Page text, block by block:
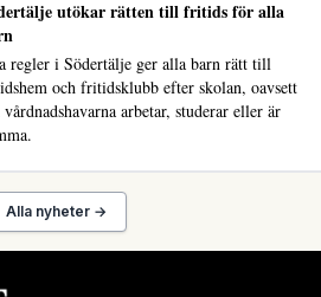
utökar rätten till fritids för alla
regler i Södertälje ger alla barn rätt till
och fritidsklubb efter skolan, oavsett
arbetar, studerar eller är
Alla nyheter →